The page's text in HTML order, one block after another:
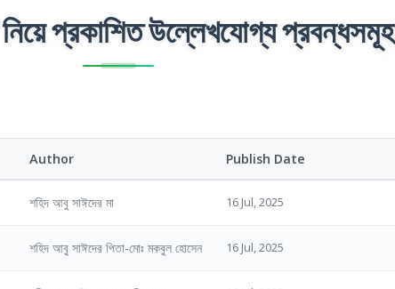
প্রকাশিত উল্লেখযোগ্য প্রবন্ধসমূহ
Author Publish Date
শহিদ আবু সাঈদের মা 16 Jul, 2025
শহিদ আবু সাঈদের পিতা-মোঃ মকবুল হোসেন 16 Jul, 2025